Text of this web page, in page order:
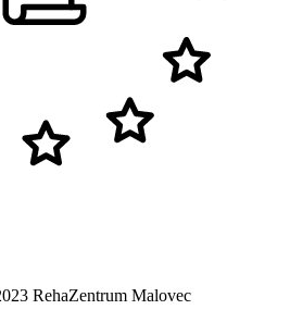
RehaZentrum Malovec